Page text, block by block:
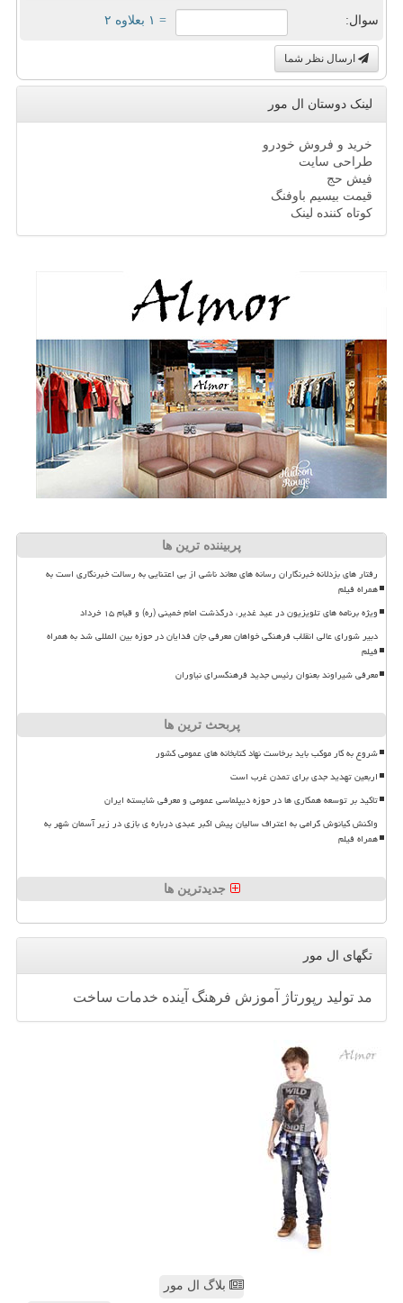
سوال: = ۱ بعلاوه ۲
ارسال نظر شما
لینک دوستان ال مور
خرید و فروش خودرو
طراحی سایت
فیش حج
قیمت بیسیم باوفنگ
کوتاه کننده لینک
پربیننده ترین ها
رفتار های بزدلانه خبرنگاران رسانه های معاند ناشی از بی اعتنایی به رسالت خبرنگاری است به
همراه فیلم
ویژه برنامه های تلویزیون در عید غدیر، درگذشت امام خمینی (ره) و قیام ۱۵ خرداد
دبیر شورای عالی انقلاب فرهنگی خواهان معرفی جان فدایان در حوزه بین المللی شد به همراه
فیلم
معرفی شیراوند بعنوان رئیس جدید فرهنگسرای نیاوران
پربحث ترین ها
شروع به کار موکب باید برخاست نهاد کتابخانه های عمومی کشور
اربعین تهدید جدی برای تمدن غرب است
تاکید بر توسعه همکاری ها در حوزه دیپلماسی عمومی و معرفی شایسته ایران
واکنش کیانوش گرامی به اعتراف سالیان پیش اکبر عبدی درباره ی بازی در زیر آسمان شهر به
همراه فیلم
جدیدترین ها
تگهای ال مور
مد تولید رپورتاژ آموزش فرهنگ آینده خدمات ساخت
بلاگ ال مور